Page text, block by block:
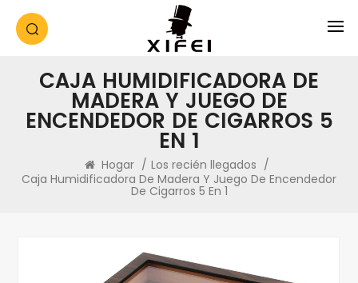
CAJA HUMIDIFICADORA DE
MADERA Y JUEGO DE
ENCENDEDOR DE CIGARROS 5
EN 1
Hogar / Los recién llegados /
Caja Humidificadora De Madera Y Juego De Encendedor
De Cigarros 5 En 1